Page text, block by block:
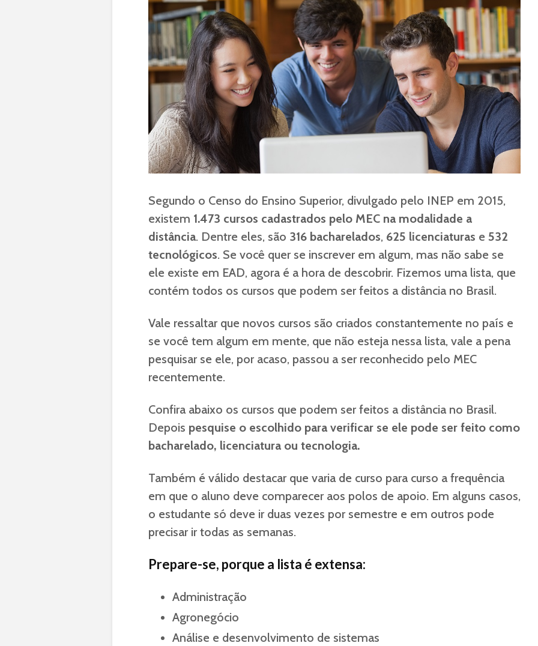
Segundo o Censo do Ensino Superior, divulgado pelo INEP em 2015,
existem 1.473 cursos cadastrados pelo MEC na modalidade a
distância. Dentre eles, são 316 bacharelados, 625 licenciaturas e 532
tecnológicos. Se você quer se inscrever em algum, mas não sabe se
ele existe em EAD, agora é a hora de descobrir. Fizemos uma lista, que
contém todos os cursos que podem ser feitos a distância no Brasil.
Vale ressaltar que novos cursos são criados constantemente no país e
se você tem algum em mente, que não esteja nessa lista, vale a pena
pesquisar se ele, por acaso, passou a ser reconhecido pelo MEC
recentemente.
Confira abaixo os cursos que podem ser feitos a distância no Brasil.
Depois pesquise o escolhido para verificar se ele pode ser feito como
bacharelado, licenciatura ou tecnologia.
Também é válido destacar que varia de curso para curso a frequência
em que o aluno deve comparecer aos polos de apoio. Em alguns casos,
o estudante só deve ir duas vezes por semestre e em outros pode
precisar ir todas as semanas.
Prepare-se, porque a lista é extensa:
Administração
Agronegócio
Análise e desenvolvimento de sistemas